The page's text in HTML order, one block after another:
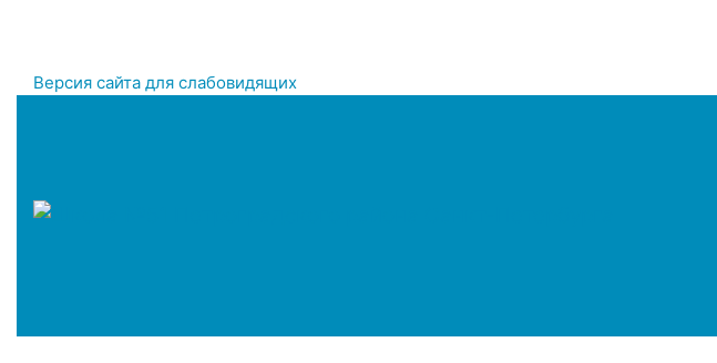
Версия сайта для слабовидящих